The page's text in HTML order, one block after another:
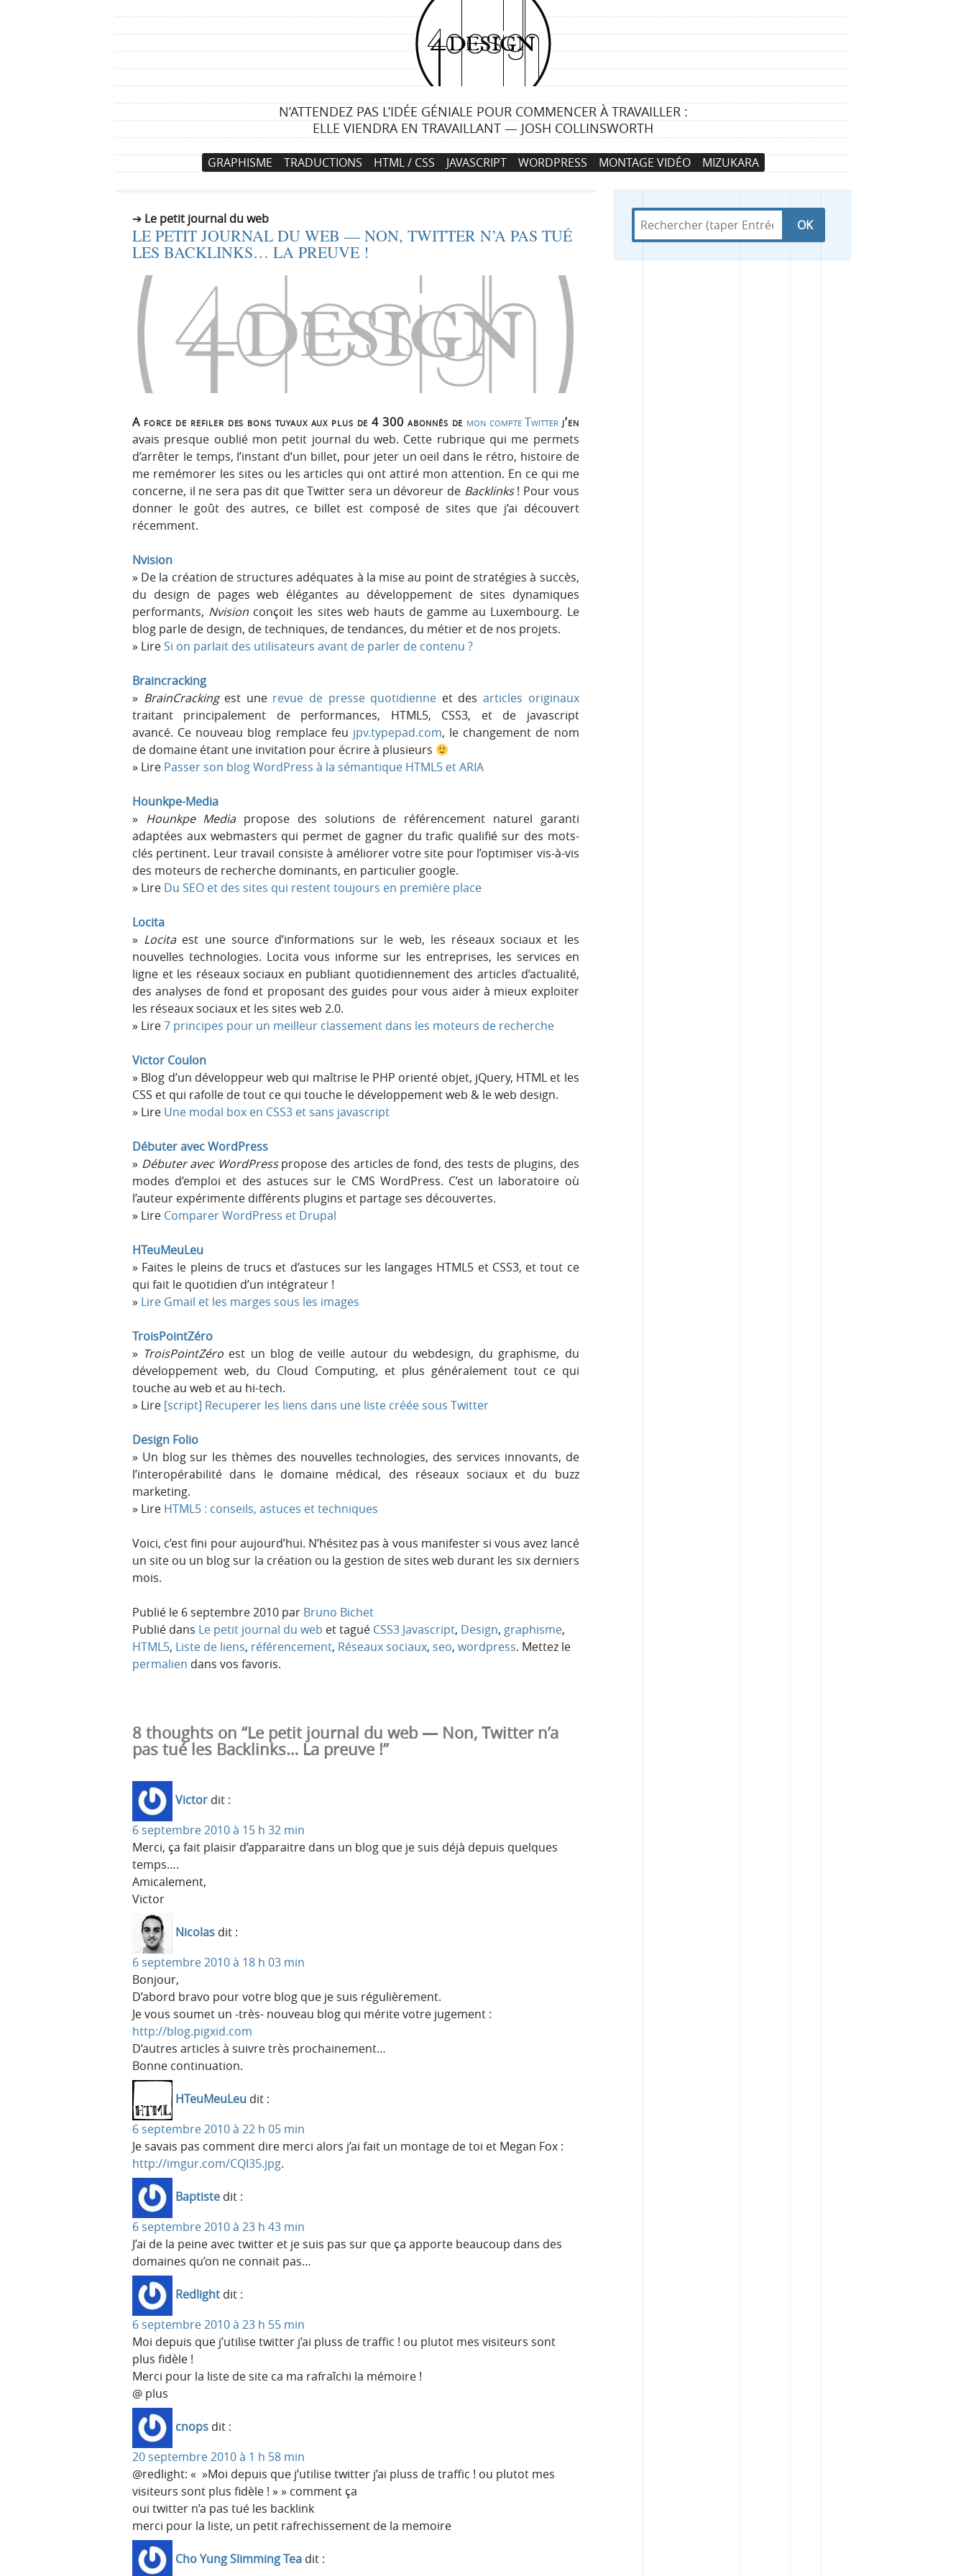
4
d
e
s
i
N’ATTENDEZ PAS L’IDÉE GÉNIALE POUR COMMENCER À TRAVAILLER :
ELLE VIENDRA EN TRAVAILLANT — JOSH COLLINSWORTH
GRAPHISME TRADUCTIONS HTML / CSS JAVASCRIPT WORDPRESS MONTAGE VIDÉO MIZUKARA
Le petit journal du web
LE PETIT JOURNAL DU WEB — NON, TWITTER N’A PAS TUÉ
LES BACKLINKS… LA PREUVE !
A force de refiler des bons tuyaux aux plus de 4 300 abonnés de mon compte Twitterj’en
avais presque oublié mon petit journal du web. Cette rubrique qui me permets
d’arrêter le temps, l’instant d’un billet, pour jeter un oeil dans le rétro, histoire de
me remémorer les sites ou les articles qui ont attiré mon attention. En ce qui me
concerne, il ne sera pas dit que Twitter sera un dévoreur de Backlinks! Pour vous
donner le goût des autres, ce billet est composé de sites que j’ai découvert
récemment.
Nvision
De la création de structures adéquates à la mise au point de stratégies à succès,
du design de pages web élégantes au développement de sites dynamiques
performants, Nvision conçoit les sites web hauts de gamme au Luxembourg. Le
blog parle de design, de techniques, de tendances, du métier et de nos projets.
Lire Si on parlait des utilisateurs avant de parler de contenu ?
Braincracking
BrainCrackingest une revue de presse quotidienne et desarticles originaux
traitant principalement de performances, HTML5, CSS3, et de javascript
avancé. Ce nouveau blog remplace feu jpv.typepad.com, le changement de nom
de domaine étant une invitation pour écrire à plusieurs
Lire Passer son blog WordPress à la sémantique HTML5 et ARIA
Hounkpe-Media
Hounkpe Mediapropose des solutions de référencement naturel garanti
adaptées aux webmasters qui permet de gagner du trafic qualifié sur des mots-
clés pertinent. Leur travail consiste à améliorer votre site pour l’optimiser vis-à-vis
des moteurs de recherche dominants, en particulier google.
Lire Du SEO et des sites qui restent toujours en première place
Locita
Locitaest une source d’informations sur le web, les réseaux sociaux et les
nouvelles technologies. Locita vous informe sur les entreprises, les services en
ligne et les réseaux sociaux en publiant quotidiennement des articles d’actualité,
des analyses de fond et proposant des guides pour vous aider à mieux exploiter
les réseaux sociaux et les sites web 2.0.
Lire7 principes pour un meilleur classement dans les moteurs de recherche
Victor Coulon
Blog d’un développeur web qui maîtrise le PHP orienté objet, jQuery, HTML et les
CSS et qui rafolle de tout ce qui touche le développement web & le web design.
Lire Une modal box en CSS3 et sans javascript
Débuter avec WordPress
Débuter avec WordPresspropose des articles de fond, des tests de plugins, des
modes d’emploi et des astuces sur le CMS WordPress. C’est un laboratoire où
l’auteur expérimente différents plugins et partage ses découvertes.
Lire Comparer WordPress et Drupal
HTeuMeuLeu
Faites le pleins de trucs et d’astuces sur les langages HTML5 et CSS3, et tout ce
qui fait le quotidien d’un intégrateur !
Lire Gmail et les marges sous les images
TroisPointZéro
TroisPointZéro est un blog de veille autour du webdesign, du graphisme, du
développement web, du Cloud Computing, et plus généralement tout ce qui
touche au web et au hi-tech.
Lire [script] Recuperer les liens dans une liste créée sous Twitter
Design Folio
Un blog sur les thèmes des nouvelles technologies, des services innovants, de
l’interopérabilité dans le domaine médical, des réseaux sociaux et du buzz
marketing.
Lire HTML5 : conseils, astuces et techniques
Voici, c’est fini pour aujourd’hui. N’hésitez pas à vous manifester si vous avez lancé
un site ou un blog sur la création ou la gestion de sites web durant les six derniers
mois.
Publié le 6 septembre 2010 par Bruno Bichet
Publié dans Le petit journal du web et tagué CSS3 Javascript, Design, graphisme,
HTML5, Liste de liens, référencement, Réseaux sociaux, seo, wordpress. Mettez le
permalien dans vos favoris.
8 thoughts on “Le petit journal du web — Non, Twitter n’a
pas tué les Backlinks… La preuve !”
Victor dit :
6 septembre 2010 à 15 h 32 min
Merci, ça fait plaisir d’apparaitre dans un blog que je suis déjà depuis quelques
temps….
Amicalement,
Victor
Nicolas dit :
6 septembre 2010 à 18 h 03 min
Bonjour,
D’abord bravo pour votre blog que je suis régulièrement.
Je vous soumet un -très- nouveau blog qui mérite votre jugement :
http://blog.pigxid.com
D’autres articles à suivre très prochainement…
Bonne continuation.
HTeuMeuLeu dit :
6 septembre 2010 à 22 h 05 min
Je savais pas comment dire merci alors j’ai fait un montage de toi et Megan Fox :
http://imgur.com/CQI35.jpg.
Baptiste dit :
6 septembre 2010 à 23 h 43 min
J’ai de la peine avec twitter et je suis pas sur que ça apporte beaucoup dans des
domaines qu’on ne connait pas…
Redlight dit :
6 septembre 2010 à 23 h 55 min
Moi depuis que j’utilise twitter j’ai pluss de traffic ! ou plutot mes visiteurs sont
plus fidèle !
Merci pour la liste de site ca ma rafraîchi la mémoire !
@ plus
cnops dit :
20 septembre 2010 à 1 h 58 min
@redlight: « »Moi depuis que j’utilise twitter j’ai pluss de traffic ! ou plutot mes
visiteurs sont plus fidèle ! » » comment ça
oui twitter n’a pas tué les backlink
merci pour la liste, un petit rafrechissement de la memoire
Cho Yung Slimming Tea dit :
R
e
R
d